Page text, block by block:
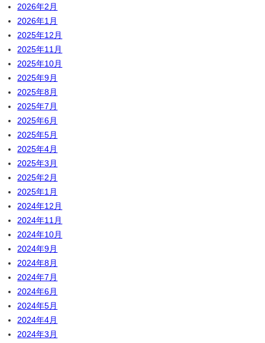
2026年2月
2026年1月
2025年12月
2025年11月
2025年10月
2025年9月
2025年8月
2025年7月
2025年6月
2025年5月
2025年4月
2025年3月
2025年2月
2025年1月
2024年12月
2024年11月
2024年10月
2024年9月
2024年8月
2024年7月
2024年6月
2024年5月
2024年4月
2024年3月